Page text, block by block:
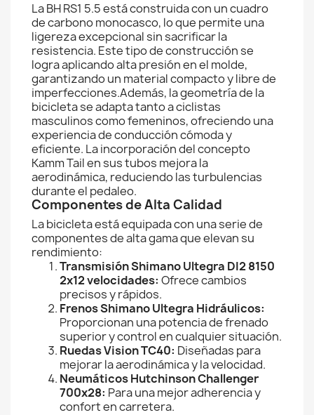
La BH RS1 5.5 está construida con un cuadro
de carbono monocasco, lo que permite una
ligereza excepcional sin sacrificar la
resistencia. Este tipo de construcción se
logra aplicando alta presión en el molde,
garantizando un material compacto y libre de
imperfecciones.Además, la geometría de la
bicicleta se adapta tanto a ciclistas
masculinos como femeninos, ofreciendo una
experiencia de conducción cómoda y
eficiente. La incorporación del concepto
Kamm Tail en sus tubos mejora la
aerodinámica, reduciendo las turbulencias
durante el pedaleo.
Componentes de Alta Calidad
La bicicleta está equipada con una serie de
componentes de alta gama que elevan su
rendimiento:
Transmisión Shimano Ultegra DI2 8150
2x12 velocidades: Ofrece cambios
precisos y rápidos.
Frenos Shimano Ultegra Hidráulicos:
Proporcionan una potencia de frenado
superior y control en cualquier situación.
Ruedas Vision TC40: Diseñadas para
mejorar la aerodinámica y la velocidad.
Neumáticos Hutchinson Challenger
700x28: Para una mejor adherencia y
confort en carretera.